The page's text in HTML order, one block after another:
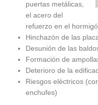
puertas metálicas,
el acero del
refuerzo en el
Hinchazón de las
Desunión de las
Formación de
Deterioro de la
Riesgos eléctricos
enchufes)